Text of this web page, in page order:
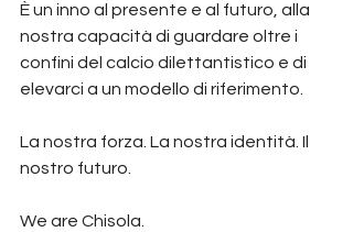
È un inno al presente e al futuro, alla
nostra capacità di guardare oltre i
confini del calcio dilettantistico e di
elevarci a un modello di riferimento.
La nostra forza. La nostra identità. Il
nostro futuro.
We are Chisola.